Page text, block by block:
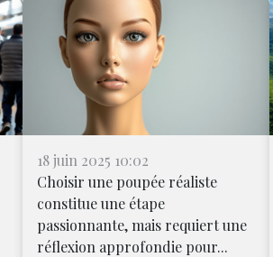
18 juin 2025 10:02
Choisir une poupée réaliste
constitue une étape
passionnante, mais requiert une
réflexion approfondie pour...